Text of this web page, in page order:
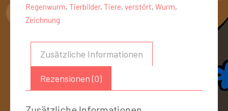
Regenwurm, Tierbilder, Tiere, verstört, Wurm,
Zeichnung
Zusätzliche Informationen
Rezensionen (0)